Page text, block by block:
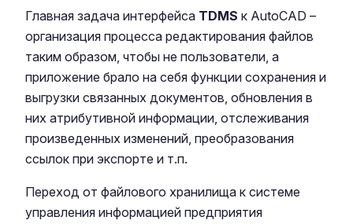
Главная задача интерфейса TDMS к AutoCAD –
организация процесса редактирования файлов
таким образом, чтобы не пользователи, а
приложение брало на себя функции сохранения и
выгрузки связанных документов, обновления в
них атрибутивной информации, отслеживания
произведенных изменений, преобразования
ссылок при экспорте и т.п.
Переход от файлового хранилища к системе
управления информацией предприятия